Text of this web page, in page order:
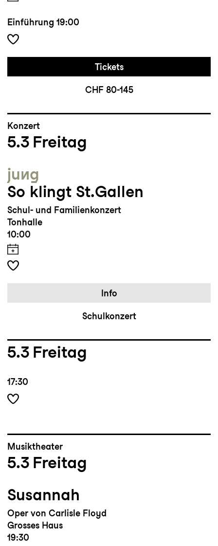
Einführung 19:00
Tickets
CHF 80-145
Konzert
5.3 Freitag
jung
So klingt St.Gallen
Schul- und Familienkonzert
Tonhalle
10:00
Info
Schulkonzert
5.3 Freitag
17:30
Musiktheater
5.3 Freitag
Susannah
Oper von Carlisle Floyd
Grosses Haus
19:30